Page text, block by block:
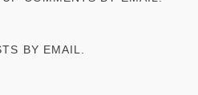
BY EMAIL.